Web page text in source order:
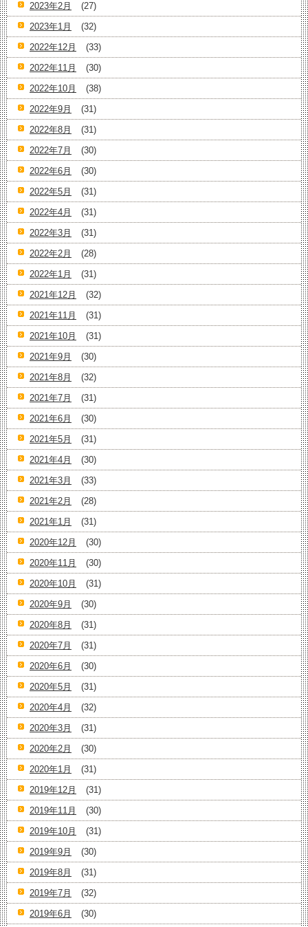
2023年2月
(27)
2023年1月
(32)
2022年12月
(33)
2022年11月
(30)
2022年10月
(38)
2022年9月
(31)
2022年8月
(31)
2022年7月
(30)
2022年6月
(30)
2022年5月
(31)
2022年4月
(31)
2022年3月
(31)
2022年2月
(28)
2022年1月
(31)
2021年12月
(32)
2021年11月
(31)
2021年10月
(31)
2021年9月
(30)
2021年8月
(32)
2021年7月
(31)
2021年6月
(30)
2021年5月
(31)
2021年4月
(30)
2021年3月
(33)
2021年2月
(28)
2021年1月
(31)
2020年12月
(30)
2020年11月
(30)
2020年10月
(31)
2020年9月
(30)
2020年8月
(31)
2020年7月
(31)
2020年6月
(30)
2020年5月
(31)
2020年4月
(32)
2020年3月
(31)
2020年2月
(30)
2020年1月
(31)
2019年12月
(31)
2019年11月
(30)
2019年10月
(31)
2019年9月
(30)
2019年8月
(31)
2019年7月
(32)
2019年6月
(30)